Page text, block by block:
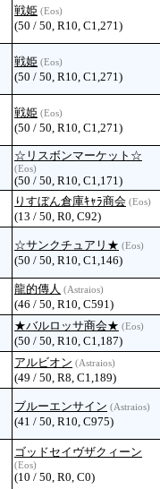
戦姫 (Eos)
(50 / 50, R10, C1,271)
戦姫 (Eos)
(50 / 50, R10, C1,271)
戦姫 (Eos)
(50 / 50, R10, C1,271)
☆リスボンマーケット☆
(Eos)
(50 / 50, R10, C1,171)
りすぼん倉庫ｷｬﾗ商会 (Eos)
(13 / 50, R0, C92)
☆サンクチュアリ★ (Eos)
(50 / 50, R10, C1,146)
龍的傳人 (Astraios)
(46 / 50, R10, C591)
★バルロッサ商会★ (Eos)
(50 / 50, R10, C1,187)
アルビオン (Astraios)
(49 / 50, R8, C1,189)
ブルーエンサイン (Astraios)
(41 / 50, R10, C975)
ゴッドセイヴザクィーン
(Eos)
(10 / 50, R0, C0)